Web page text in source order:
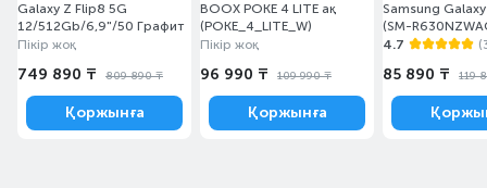
Galaxy Z Flip8 5G
12/512Gb/6,9"/50 Графит
Пікір жоқ
749 890 ₸ 809 890 ₸
Қоржынға
BOOX POKE 4 LITE ақ
(POKE_4_LITE_W)
Пікір жоқ
96 990 ₸ 109 990 ₸
Қоржынға
Samsung
(SM-
4.7
85 890 ₸ 119